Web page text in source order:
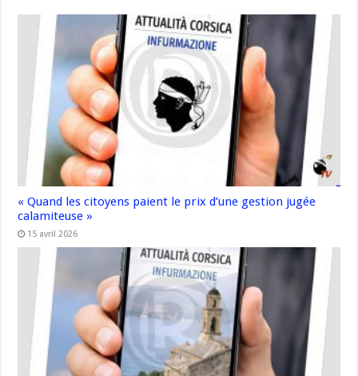
« Quand les citoyens paient le prix d’une gestion jugée
calamiteuse »
15 avril 2026